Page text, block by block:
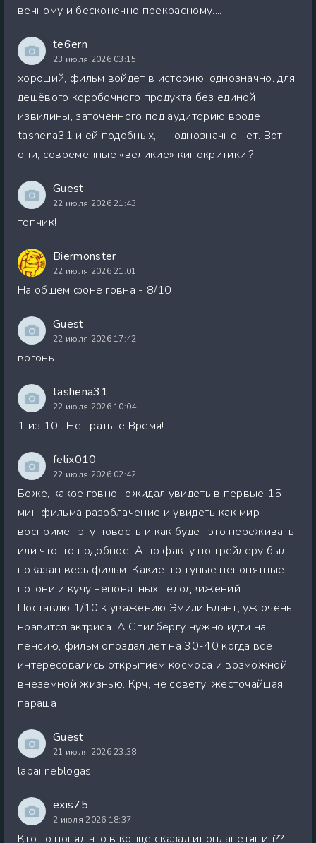
вечному и бесконечно прекрасному....
te6ern
23 июля 2026 03:15
хороший, фильм войдет в историю. однозначно. для
дешёвого коробочного продукта без единой
извилины, заточенного под аудиторию вроде
tashena31 и ей подобных, — однозначно нет. Вот
они, современные «великие» кинокритики ?
Guest
22 июля 2026 21:43
топчик!
Biermonster
22 июля 2026 21:01
На общем фоне говна - 8/10
Guest
22 июля 2026 17:42
вогонь
tashena31
22 июля 2026 10:04
1 из 10 . Не Тратьте Время!
felix010
22 июля 2026 02:42
Боже, какое говно.. ожидал увидеть в первые 15
мин фильма разоблачение и увидеть как мир
воспримет эту новость и как будет это переживать
или что-то подобное. А по факту по трейлеру был
показан весь фильм. Какие-то тупые непонятные
погони и кучу непонятных телодвижений.
Поставлю 1/10 к уважению Эмили Блант, уж очень
нравится актриса. А Спилбергу нужно идти на
пенсию, фильм опоздал лет на 30-40 когда все
интересовались открытием космоса и возможной
внеземной жизнью. Крч, не совету, жесточайшая
параша
Guest
21 июля 2026 23:38
labai neblogas
exis75
2 июля 2026 18:37
Кто то понял что в конце сказал инопланетянин??